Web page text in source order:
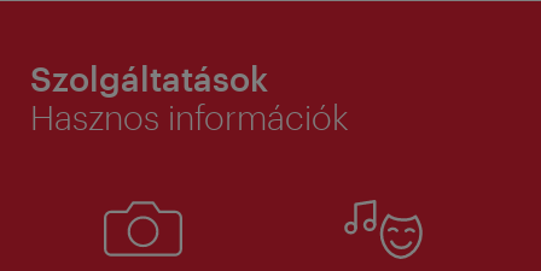
Szolgáltatások
Hasznos információk